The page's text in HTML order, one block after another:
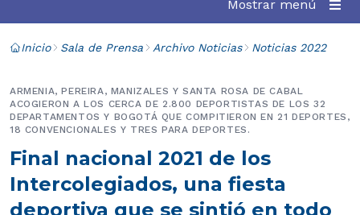
Mostrar menú
Inicio Sala de Prensa Archivo Noticias Noticias 2022
Final nacional 2021 de los
Intercolegiados, una fiesta
deportiva que se sintió en todo
ARMENIA, PEREIRA, MANIZALES Y SANTA ROSA DE CABAL
ACOGIERON A LOS CERCA DE 2.800 DEPORTISTAS DE LOS 32
DEPARTAMENTOS Y BOGOTÁ QUE COMPITIERON EN 21 DEPORTES,
18 CONVENCIONALES Y TRES PARA DEPORTES.